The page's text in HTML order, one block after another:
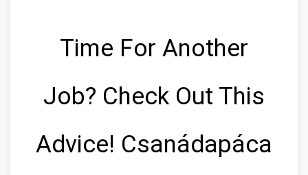
Time For Another
Job? Check Out This
Advice! Csanádapáca